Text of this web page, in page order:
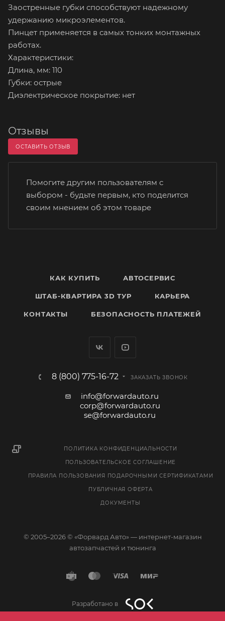
Заостренные губки способствуют надежному
удержанию микроэлементов.
Пинцет применяется в самых тонких монтажных
работах.
Характеристики:
Длина, мм: 110
Губки: острые
Диэлектрическое покрытие: нет
Отзывы
ОСТАВИТЬ ОТЗЫВ
Помогите другим пользователям с
выбором - будьте первым, кто поделится
своим мнением об этом товаре
КАК КУПИТЬ АВТОСЕРВИС
ШТАБ-КВАРТИРА 3D ТУР КАРЬЕРА
КОНТАКТЫ БЕЗОПАСНОСТЬ ПЛАТЕЖЕЙ
8 (800) 775-16-72 ЗАКАЗАТЬ ЗВОНОК
info@forwardauto.ru
corp@forwardauto.ru
se@forwardauto.ru
ПОЛИТИКА КОНФИДЕНЦИАЛЬНОСТИ
ПОЛЬЗОВАТЕЛЬСКОЕ СОГЛАШЕНИЕ
ПРАВИЛА ПОЛЬЗОВАНИЯ ПОДАРОЧНЫМИ СЕРТИФИКАТАМИ
ПУБЛИЧНАЯ ОФЕРТА
ДОКУМЕНТЫ
© 2005–2026 © «Форвард Авто» — интернет-магазин
автозапчастей и тюнинга
Разработано в